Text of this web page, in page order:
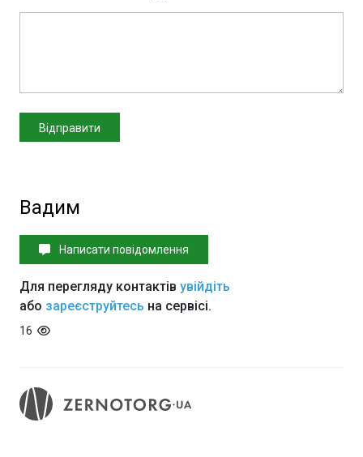
Вадим
Написати повідомлення
Для перегляду контактів увійдіть
або зареєструйтесь на сервісі.
16